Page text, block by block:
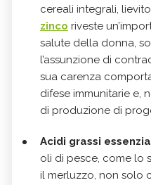
cereali integrali,
zinco riveste
salute della donna,
l’assunzione di
sua carenza
difese immunitarie e,
di produzione di
Acidi grassi
oli di pesce, come lo
il merluzzo, non solo